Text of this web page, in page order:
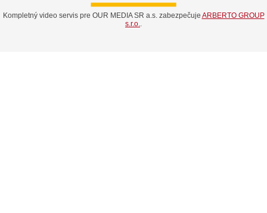
Kompletný video servis pre OUR MEDIA SR a.s. zabezpečuje ARBERTO GROUP
s.r.o..